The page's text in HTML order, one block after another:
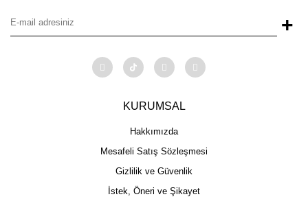
+
KURUMSAL
Hakkımızda
Mesafeli Satış Sözleşmesi
Gizlilik ve Güvenlik
İstek, Öneri ve Şikayet